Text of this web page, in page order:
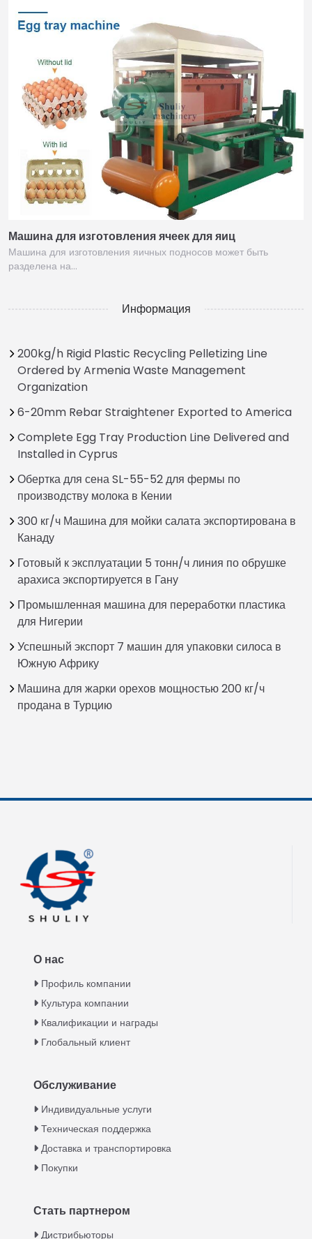
Машина для изготовления ячеек для яиц
Машина для изготовления яичных подносов может быть
разделена на…
Информация
200kg/h Rigid Plastic Recycling Pelletizing Line
Ordered by Armenia Waste Management
Organization
6-20mm Rebar Straightener Exported to America
Complete Egg Tray Production Line Delivered and
Installed in Cyprus
Обертка для сена SL-55-52 для фермы по
производству молока в Кении
300 кг/ч Машина для мойки салата экспортирована в
Канаду
Готовый к эксплуатации 5 тонн/ч линия по обрушке
арахиса экспортируется в Гану
Промышленная машина для переработки пластика
для Нигерии
Успешный экспорт 7 машин для упаковки силоса в
Южную Африку
Машина для жарки орехов мощностью 200 кг/ч
продана в Турцию
О нас
Профиль компании
Культура компании
Квалификации и награды
Глобальный клиент
Обслуживание
Индивидуальные услуги
Техническая поддержка
Доставка и транспортировка
Покупки
Стать партнером
Дистрибьюторы